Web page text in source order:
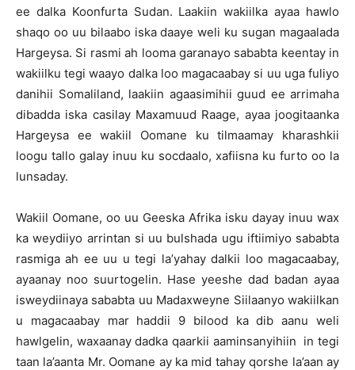
ee dalka Koonfurta Sudan. Laakiin wakiilka ayaa hawlo
shaqo oo uu bilaabo iska daaye weli ku sugan magaalada
Hargeysa. Si rasmi ah looma garanayo sababta keentay in
wakiilku tegi waayo dalka loo magacaabay si uu uga fuliyo
danihii Somaliland, laakiin agaasimihii guud ee arrimaha
dibadda iska casilay Maxamuud Raage, ayaa joogitaanka
Hargeysa ee wakiil Oomane ku tilmaamay kharashkii
loogu tallo galay inuu ku socdaalo, xafiisna ku furto oo la
lunsaday.
Wakiil Oomane, oo uu Geeska Afrika isku dayay inuu wax
ka weydiiyo arrintan si uu bulshada ugu iftiimiyo sababta
rasmiga ah ee uu u tegi la’yahay dalkii loo magacaabay,
ayaanay noo suurtogelin. Hase yeeshe dad badan ayaa
isweydiinaya sababta uu Madaxweyne Siilaanyo wakiilkan
u magacaabay mar haddii 9 bilood ka dib aanu weli
hawlgelin, waxaanay dadka qaarkii aaminsanyihiin in tegi
taan la’aanta Mr. Oomane ay ka mid tahay qorshe la’aan ay